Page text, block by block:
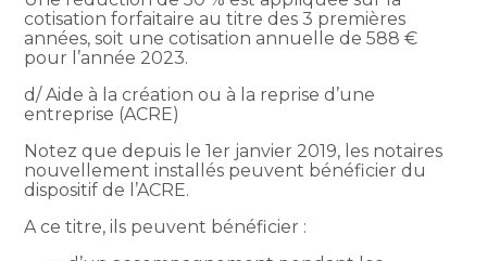
cotisation forfaitaire au titre des 3 premières
années, soit une cotisation annuelle de 588 €
pour l’année 2023.
d/ Aide à la création ou à la reprise d’une
entreprise (ACRE)
Notez que depuis le 1er janvier 2019, les notaires
nouvellement installés peuvent bénéficier du
dispositif de l’ACRE.
A ce titre, ils peuvent bénéficier :